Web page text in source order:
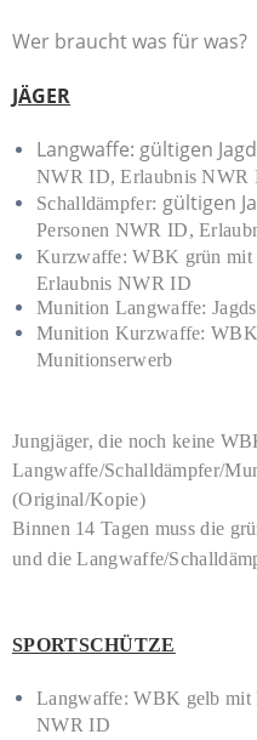
Wer braucht was für was?
JÄGER
Langwaffe: gültigen
NWR ID, Erlaubnis NWR
Schalldämpfer: gültigen
Personen NWR ID,
Kurzwaffe:WBK grün mit
Erlaubnis NWR ID
Munition Langwaffe:
Munition Kurzwaffe:WBK
Munitionserwerb
Jungjäger, die noch keine
Langwaffe/Schalldämpfer/
(Original/Kopie)
Binnen 14 Tagen muss die
und die Langwaffe/
SPORTSCHÜTZE
Langwaffe:WBK gelb mit
NWR ID